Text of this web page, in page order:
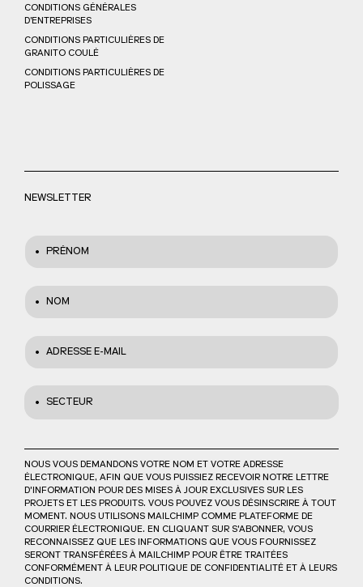
CONDITIONS GÉNÉRALES
D’ENTREPRISES
CONDITIONS PARTICULIÈRES DE
GRANITO COULÉ
CONDITIONS PARTICULIÈRES DE
POLISSAGE
NEWSLETTER
PRÉNOM
NOM
ADRESSE E-MAIL
SECTEUR
NOUS VOUS DEMANDONS VOTRE NOM ET VOTRE ADRESSE
ÉLECTRONIQUE, AFIN QUE VOUS PUISSIEZ RECEVOIR NOTRE LETTRE
D'INFORMATION POUR DES MISES À JOUR EXCLUSIVES SUR LES
PROJETS ET LES PRODUITS. VOUS POUVEZ VOUS DÉSINSCRIRE À TOUT
MOMENT. NOUS UTILISONS MAILCHIMP COMME PLATEFORME DE
COURRIER ÉLECTRONIQUE. EN CLIQUANT SUR S'ABONNER, VOUS
RECONNAISSEZ QUE LES INFORMATIONS QUE VOUS FOURNISSEZ
SERONT TRANSFÉRÉES À MAILCHIMP POUR ÊTRE TRAITÉES
CONFORMÉMENT À LEUR POLITIQUE DE CONFIDENTIALITÉ ET À LEURS
CONDITIONS.